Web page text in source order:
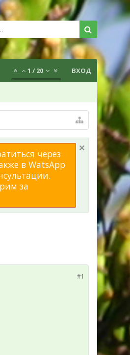
1 / 20 ВХОД
через
в WatsApp
за
#1